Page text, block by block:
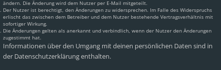
ändern. Die Änderung wird dem Nutzer per E-Mail mitgeteilt.
Der Nutzer ist berechtigt, den Änderungen zu widersprechen. Im Falle des Widerspruchs
erlischt das zwischen dem Betreiber und dem Nutzer bestehende Vertragsverhältnis mit
sofortiger Wirkung.
Die Änderungen gelten als anerkannt und verbindlich, wenn der Nutzer den Änderungen
zugestimmt hat.
Informationen über den Umgang mit deinen persönlichen Daten sind in
der Datenschutzerklärung enthalten.